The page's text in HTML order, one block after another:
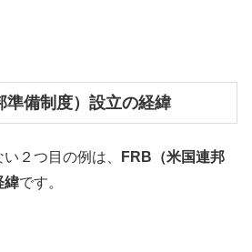
備制度）設立の経緯
２つ目の例は、
FRB（米国連邦
緯です。